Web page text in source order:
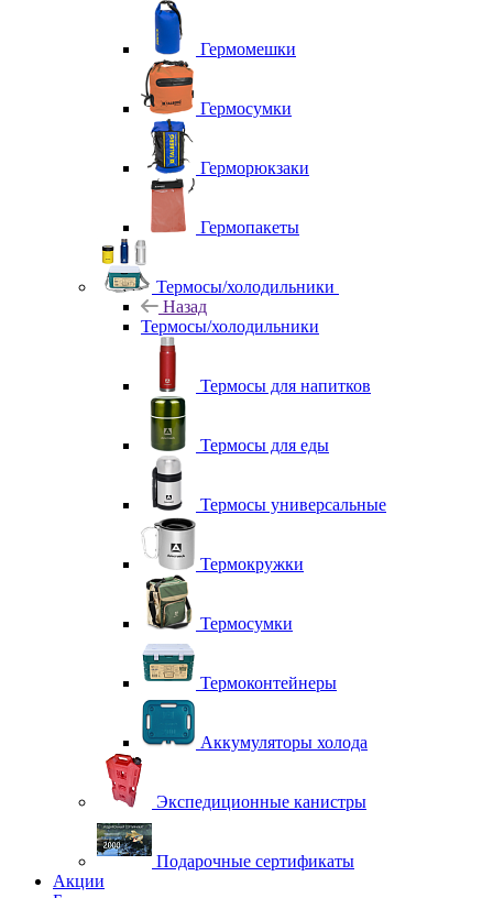
Гермомешки
Гермосумки
Герморюкзаки
Гермопакеты
Термосы/холодильники
Назад
Термосы/холодильники
Термосы для напитков
Термосы для еды
Термосы универсальные
Термокружки
Термосумки
Термоконтейнеры
Аккумуляторы холода
Экспедиционные канистры
Подарочные сертификаты
Акции